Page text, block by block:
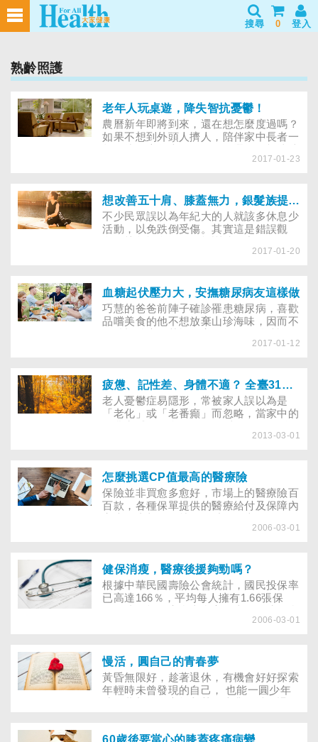
搜尋 0 登入
熟齡照護
老年人玩桌遊，降失智抗憂鬱！
農曆新年即將到來，還在想怎麼度過嗎？
如果不想到外頭人擠人，陪伴家中長者一
國一項稱為paquid世代研究指出，玩桌遊
2017-01-23
想改善五十肩、膝蓋無力，銀髮族提升體力這樣做！
不少民眾誤以為年紀大的人就該多休息少
活動，以免跌倒受傷。其實這是錯誤觀
感、身體協調性，更能預防老化！若已有
痛、增進體能。就讓運動中心體適能教
練，教熟齡族正確動起來！
2017-01-20
血糖起伏壓力大，安撫糖尿病友這樣做
巧慧的爸爸前陣子確診罹患糖尿病，喜歡
品嚐美食的他不想放棄山珍海味，因而不
衛教師，希望找到好的溝通方法、讓他願
說，糖尿病不是自己一個人的疾病，而是
全家共同的挑戰。當罹病已成事實，該怎
麼做才能擺脫恐慌、不安的負面情緒，學
會與疾病共存、活得自在呢？這是家屬與
2017-01-12
疲憊、記性差、身體不適？ 全臺31萬老人憂鬱沒人知
老人憂鬱症易隱形，常被家人誤以為是
「老化」或「老番癲」而忽略，當家中的
2013-03-01
怎麼挑選CP值最高的醫療險
保險並非買愈多愈好，市場上的醫療險百
百款，各種保單提供的醫療給付及保障內
也要精挑細選，找到最適合自己的類型，
2006-03-01
健保消瘦，醫療後援夠勁嗎？
根據中華民國壽險公會統計，國民投保率
已高達166％，平均每人擁有1.66張保
來愈低；當新興傳染病來襲，醫療險正熱
2006-03-01
慢活，圓自己的青春夢
黃昏無限好，趁著退休，有機會好好探索
年輕時未曾發現的自己， 也能一圓少年
60歲後要當心的膝蓋疼痛病變